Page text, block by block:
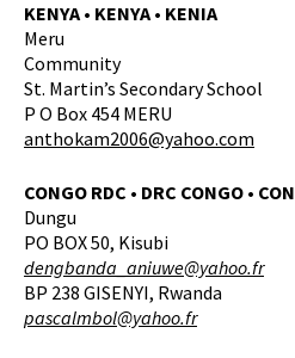
KENYA • KENYA • KENIA
Meru
Community
St. Martin’s Secondary School
P O Box 454 MERU
anthokam2006@yahoo.com
CONGO RDC • DRC CONGO •
Dungu
PO BOX 50, Kisubi
dengbanda_aniuwe@yahoo.fr
BP 238 GISENYI, Rwanda
pascalmbol@yahoo.fr